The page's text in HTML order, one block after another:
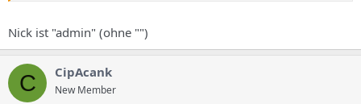
Nick ist "admin" (ohne "")
C CipAcank
New Member